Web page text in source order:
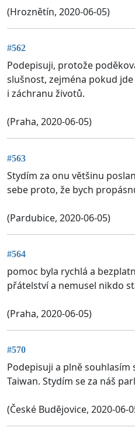
(Hroznětín, 2020-06-05)
#562
Podepisuji, protože
slušnost, zejména pokud
i záchranu životů.
(Praha, 2020-06-05)
#563
Stydím za onu většinu
sebe proto, že bych
(Pardubice, 2020-06-05)
#564
pomoc byla rychlá a
přátelství a nemusel nikdo
(Praha, 2020-06-05)
#570
Podepisuji a plně
Taiwan. Stydím se za náš
(České Budějovice, 2020-06-